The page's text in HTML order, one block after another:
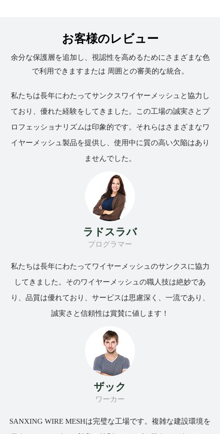
お客様のレビュー
余分な保護層を追加し、視認性を高めるためにさまざまな色
で利用できますまたは 周囲との審美的な統合。
私たちは長年にわたってサンクスワイヤーメッシュと協力し
ており、優れた経験をしてきました。この工場の誠実さとプ
ロフェッショナリズムは印象的です。それらはさまざまなワ
イヤーメッシュ製品を提供し、使用中に質の高い欠陥はあり
ませんでした。
ラドスラバ
プログラマー
私たちは長年にわたってワイヤーメッシュのサンクスに協力
してきました。そのワイヤーメッシュの職人技は絶妙であ
り、品質は優れており、サービスは思慮深く、一流であり、
誠実さと信頼性は賞賛に値します！
ザック
ワーカー
SANXING WIRE MESHは完璧な工場です。複雑な建設環境を